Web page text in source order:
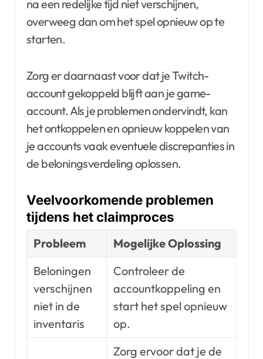
na een redelijke tijd niet verschijnen,
overweeg dan om het spel opnieuw op te
starten.
Zorg er daarnaast voor dat je Twitch-
account gekoppeld blijft aan je game-
account. Als je problemen ondervindt, kan
het ontkoppelen en opnieuw koppelen van
je accounts vaak eventuele discrepanties in
de beloningsverdeling oplossen.
Veelvoorkomende problemen
tijdens het claimproces
Probleem
Mogelijke Oplossing
Beloningen
verschijnen
niet in de
inventaris
Controleer de
accountkoppeling en
start het spel opnieuw
op.
Zorg ervoor dat je de